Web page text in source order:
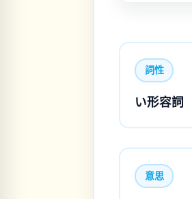
詞性
い形容詞
意思